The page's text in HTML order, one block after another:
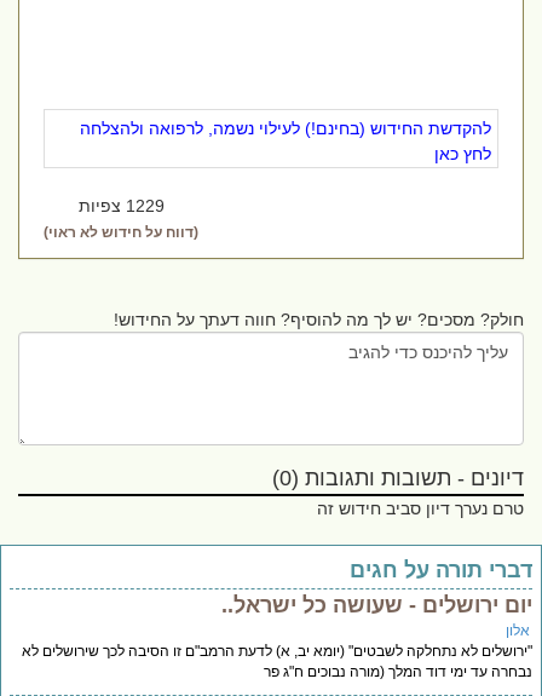
להקדשת החידוש (בחינם!) לעילוי נשמה, לרפואה ולהצלחה
לחץ כאן
1229 צפיות
(דווח על חידוש לא ראוי)
חולק? מסכים? יש לך מה להוסיף? חווה דעתך על החידוש!
דיונים - תשובות ותגובות (0)
טרם נערך דיון סביב חידוש זה
תורה על חגים
ירושלים - שעושה כל ישראל..
לא נתחלקה לשבטים" (יומא יב, א) לדעת הרמב"ם זו הסיבה לכך שירושלים לא
עד ימי דוד המלך (מורה נבוכים ח"ג פר